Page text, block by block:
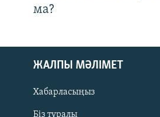
ма?
ЖАЛПЫ МӘЛІМЕТ
Хабарласыңыз
Біз туралы